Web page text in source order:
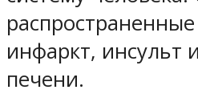
инфаркт, инсульт
печени.